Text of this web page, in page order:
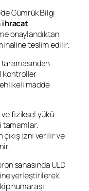
Gümrük Bilgi
ihracat
onaylandıktan
teslim edilir.
kontroller
madde
fiziksel yükü
tamamlar.
izni verilir ve
sahasında ULD
yerleştirilerek
numarası